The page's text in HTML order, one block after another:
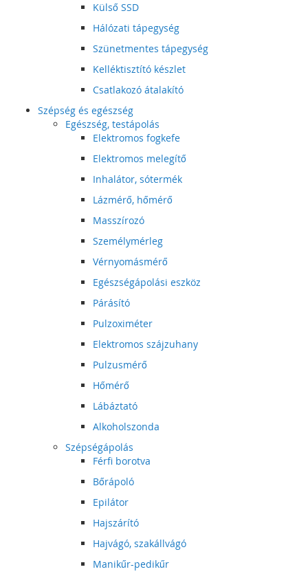
Külső SSD
Hálózati tápegység
Szünetmentes tápegység
Kelléktisztító készlet
Csatlakozó átalakító
Szépség és egészség
Egészség, testápolás
Elektromos fogkefe
Elektromos melegítő
Inhalátor, sótermék
Lázmérő, hőmérő
Masszírozó
Személymérleg
Vérnyomásmérő
Egészségápolási eszköz
Párásító
Pulzoximéter
Elektromos szájzuhany
Pulzusmérő
Hőmérő
Lábáztató
Alkoholszonda
Szépségápolás
Férfi borotva
Bőrápoló
Epilátor
Hajszárító
Hajvágó, szakállvágó
Manikűr-pedikűr